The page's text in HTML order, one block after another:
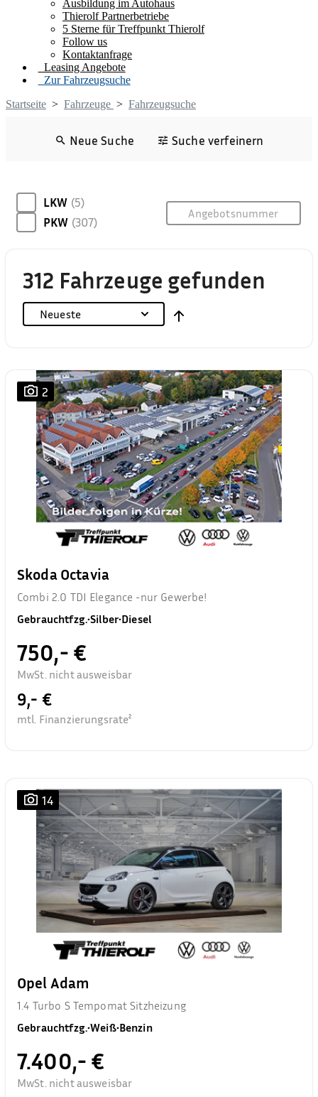
Ausbildung im Autohaus
Thierolf Partnerbetriebe
5 Sterne für Treffpunkt Thierolf
Follow us
Kontaktanfrage
Leasing Angebote
Zur Fahrzeugsuche
Startseite > Fahrzeuge > Fahrzeugsuche
Neue Suche Suche verfeinern
LKW (5)
PKW (307)
312 Fahrzeuge gefunden
Neueste
2
Skoda Octavia
Combi 2.0 TDI Elegance -nur Gewerbe!
Gebrauchtfzg.•Silber•Diesel
750,- €
MwSt. nicht ausweisbar
9,- €
mtl. Finanzierungsrate²
14
Opel Adam
1.4 Turbo S Tempomat Sitzheizung
Gebrauchtfzg.•Weiß•Benzin
7.400,- €
MwSt. nicht ausweisbar